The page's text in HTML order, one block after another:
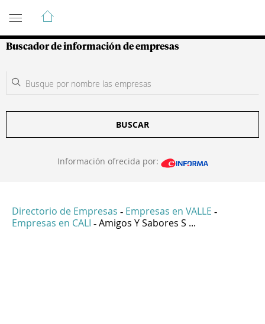
Guía de Empresas Colombianas
Buscador de información de empresas
BUSCAR
Información ofrecida por:
Directorio de Empresas - Empresas en VALLE -
Empresas en CALI - Amigos Y Sabores S ...